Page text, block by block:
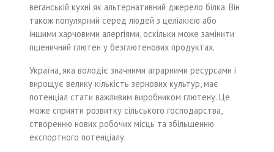
веганській кухні як альтернативний джерело білка. Він
також популярний серед людей з целіакією або
іншими харчовими алергіями, оскільки може замінити
пшеничний глютен у безглютенових продуктах.
Україна, яка володіє значними аграрними ресурсами і
вирощує велику кількість зернових культур, має
потенціал стати важливим виробником глютену. Це
може сприяти розвитку сільського господарства,
створенню нових робочих місць та збільшенню
експортного потенціалу.